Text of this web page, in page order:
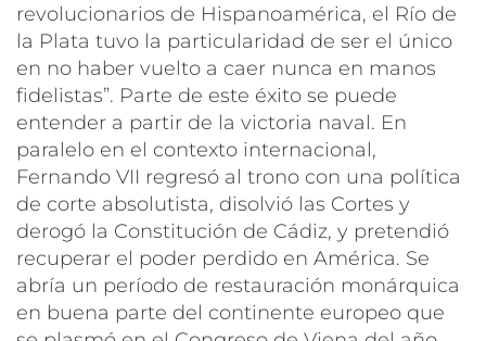
revolucionarios de Hispanoamérica, el Río de
la Plata tuvo la particularidad de ser el único
en no haber vuelto a caer nunca en manos
fidelistas”. Parte de este éxito se puede
entender a partir de la victoria naval. En
paralelo en el contexto internacional,
Fernando VII regresó al trono con una política
de corte absolutista, disolvió las Cortes y
derogó la Constitución de Cádiz, y pretendió
recuperar el poder perdido en América. Se
abría un período de restauración monárquica
en buena parte del continente europeo que